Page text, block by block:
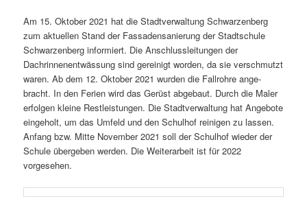
Am 15. Oktober 2021 hat die Stadtverwaltung Schwarzenberg
zum aktu­ellen Stand der Fassadensanierung der Stadtschule
Schwarzenberg infor­miert. Die Anschlussleitungen der
Dachrinnenentwässung sind gerei­nigt worden, da sie verschmutzt
waren. Ab dem 12. Oktober 2021 wurden die Fallrohre ange­
bracht. In den Ferien wird das Gerüst abge­baut. Durch die Maler
erfolgen kleine Restleistungen. Die Stadtverwaltung hat Angebote
einge­holt, um das Umfeld und den Schulhof reinigen zu lassen.
Anfang bzw. Mitte November 2021 soll der Schulhof wieder der
Schule über­geben werden. Die Weiterarbeit ist für 2022
vorgesehen.